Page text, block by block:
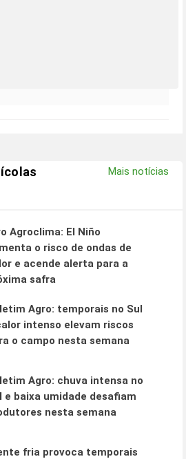
Mais notícias
Agroclima: El Niño
o risco de ondas de
e acende alerta para a
safra
Agro: temporais no Sul
intenso elevam riscos
o campo nesta semana
Agro: chuva intensa no
e baixa umidade desafiam
nesta semana
fria provoca temporais